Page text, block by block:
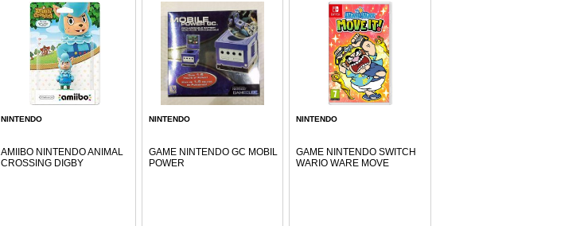
NINTENDO
AMIIBO NINTENDO ANIMAL
CROSSING DIGBY
NINTENDO
GAME NINTENDO GC MOBIL
POWER
NINTENDO
GAME NINTENDO SWITCH
WARIO WARE MOVE